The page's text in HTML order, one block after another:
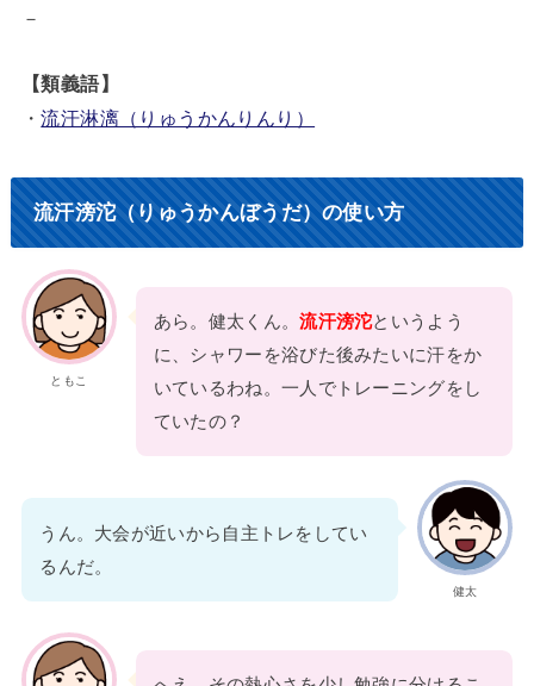
－
【類義語】
・流汗淋漓（りゅうかんりんり）
流汗滂沱（りゅうかんぼうだ）の使い方
ともこ
あら。健太くん。流汗滂沱というよう
に、シャワーを浴びた後みたいに汗をか
いているわね。一人でトレーニングをし
ていたの？
健太
うん。大会が近いから自主トレをしてい
るんだ。